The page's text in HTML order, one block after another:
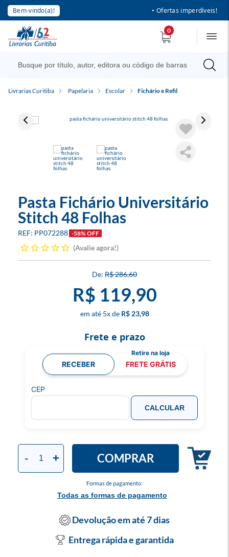
Bem-vindo(a)! • Ofertas imperdíveis!
0
Livrarias Curitiba Papelaria Escolar Fichário e Refil
Pasta Fichário Universitário
Stitch 48 Folhas
PP072288 -58% OFF
Avalie agora!
R$ 286,60
R$ 119,90
5x R$ 23,98
Formas de pagamento:
Todas as formas de pagamento
- + COMPRAR
Frete e prazo
RECEBER FRETE GRÁTIS
CEP
CALCULAR
Devolução em até 7 dias
Entrega rápida e garantida